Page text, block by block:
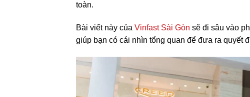
toàn.
Bài viết này của Vinfast Sài Gòn sẽ đi sâu vào
giúp bạn có cái nhìn tổng quan để đưa ra quyết